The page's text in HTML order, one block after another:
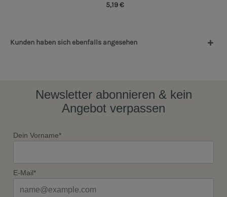
5,19 €
Kunden haben sich ebenfalls angesehen
Newsletter abonnieren & kein
Angebot verpassen
Dein Vorname*
E-Mail*